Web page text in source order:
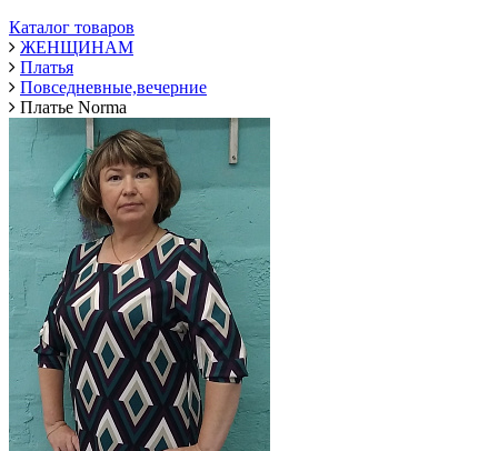
Каталог товаров
ЖЕНЩИНАМ
Платья
Повседневные,вечерние
Платье Norma